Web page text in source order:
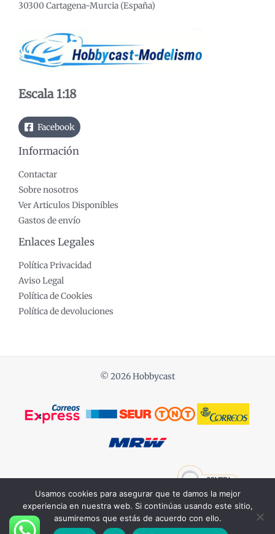
30300 Cartagena-Murcia (España)
Escala 1:18
Facebook
Información
Contactar
Sobre nosotros
Ver Articulos Disponibles
Gastos de envío
Enlaces Legales
Política Privacidad
Aviso Legal
Política de Cookies
Política de devoluciones
© 2026 Hobbycast
Usamos cookies para asegurar que te damos la mejor
experiencia en nuestra web. Si continúas usando este sitio,
asumiremos que estás de acuerdo con ello.